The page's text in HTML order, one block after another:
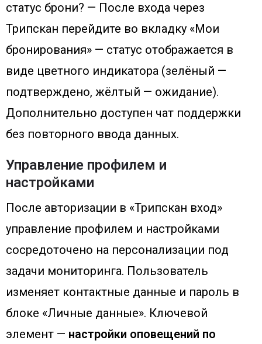
статус брони? — После входа через
Трипскан перейдите во вкладку «Мои
бронирования» — статус отображается в
виде цветного индикатора (зелёный —
подтверждено, жёлтый — ожидание).
Дополнительно доступен чат поддержки
без повторного ввода данных.
Управление профилем и
настройками
После авторизации в «Трипскан вход»
управление профилем и настройками
сосредоточено на персонализации под
задачи мониторинга. Пользователь
изменяет контактные данные и пароль в
блоке «Личные данные». Ключевой
элемент — настройки оповещений по